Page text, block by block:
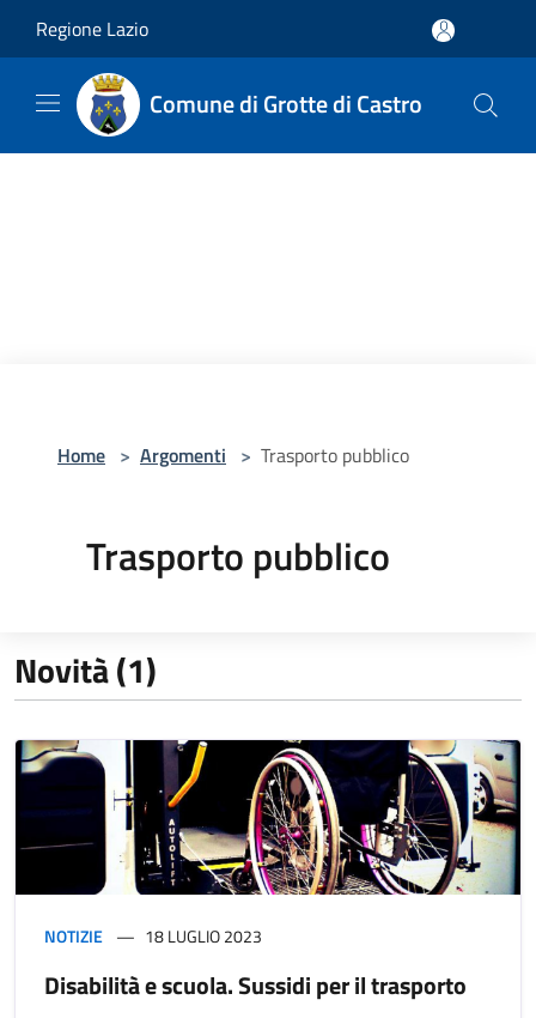
Regione Lazio
Comune di Grotte di Castro
Home > Argomenti > Trasporto pubblico
Trasporto pubblico
Novità (1)
NOTIZIE 18 LUGLIO 2023
Disabilità e scuola. Sussidi per il trasporto